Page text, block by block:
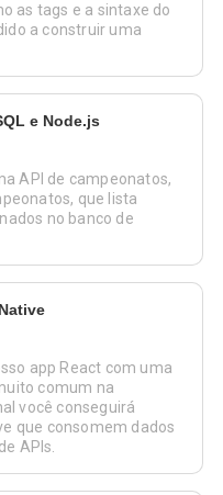
as tags e a sintaxe do
a construir uma
e Node.js
API de campeonatos,
que lista
no banco de
app React com uma
comum na
você conseguirá
que consomem dados
APIs.